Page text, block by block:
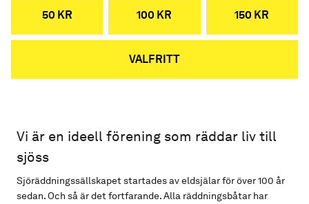
50 KR 100 KR 150 KR
VALFRITT
Vi är en ideell förening som räddar liv till
sjöss
Sjöräddningssällskapet startades av eldsjälar för över 100 år
sedan. Och så är det fortfarande. Alla räddningsbåtar har